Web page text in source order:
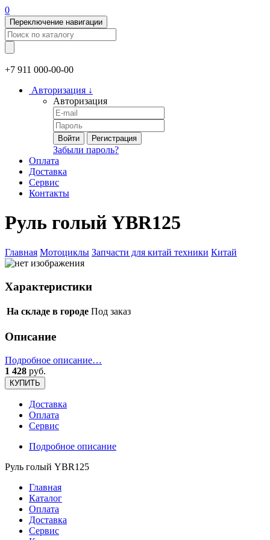
0
Переключение навигации
+7 911 000-00-00
Авторизация ↓
Авторизация
Войти Регистрация
Забыли пароль?
Оплата
Доставка
Сервис
Контакты
Руль голый YBR125
Главная Мотоциклы Запчасти для китай техники Китай
Характеристики
На складе в городе Под заказ
Описание
Подробное описание…
1 428 руб.
КУПИТЬ
Доставка
Оплата
Сервис
Подробное описание
Руль голый YBR125
Главная
Каталог
Оплата
Доставка
Сервис